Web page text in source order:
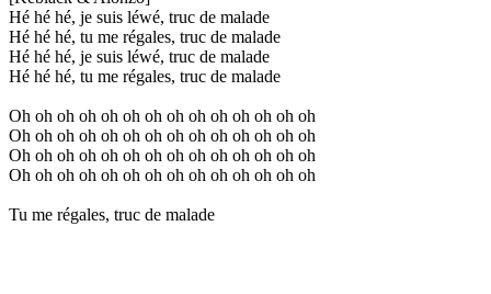
Hé hé hé, je suis léwé, truc de malade
Hé hé hé, tu me régales, truc de malade
Hé hé hé, je suis léwé, truc de malade
Hé hé hé, tu me régales, truc de malade
Oh oh oh oh oh oh oh oh oh oh oh oh oh oh
Oh oh oh oh oh oh oh oh oh oh oh oh oh oh
Oh oh oh oh oh oh oh oh oh oh oh oh oh oh
Oh oh oh oh oh oh oh oh oh oh oh oh oh oh
Tu me régales, truc de malade